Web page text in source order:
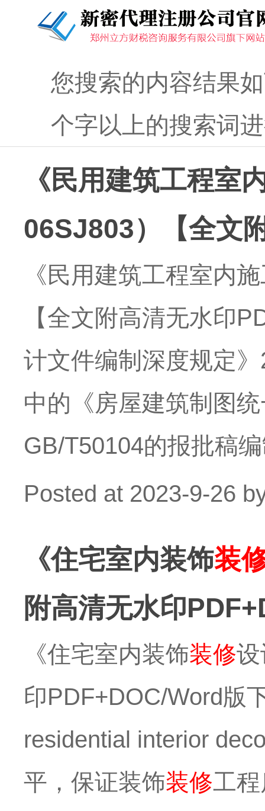
您搜索的内容结果
个字以上的搜索词
《民用建筑工程室
06SJ803）【全文
《民用建筑工程室内
【全文附高清无水印
计文件编制深度规定
中的《房屋建筑制图
GB/T50104的报批稿
Posted at 2023-9-26
《住宅室内装饰装
附高清无水印
《住宅室内装饰装修
印PDF+DOC/Word版
residential interior
平，保证装饰装修工